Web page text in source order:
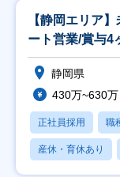
【静岡エリア
ート営業/賞与4
静岡県
430万~630万
正社員採用 職
産休・育休あり